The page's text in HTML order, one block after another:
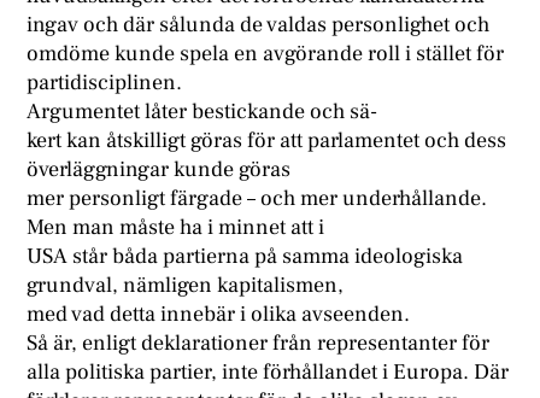
ingav och där sålunda de valdas personlighet och
omdöme kunde spela en avgörande roll i stället för
partidisciplinen.
Argumentet låter bestickande och sä-
kert kan åtskilligt göras för att parlamentet och dess
överläggningar kunde göras
mer personligt färgade – och mer underhållande.
Men man måste ha i minnet att i
USA står båda partierna på samma ideologiska
grundval, nämligen kapitalismen,
med vad detta innebär i olika avseenden.
Så är, enligt deklarationer från representanter för
alla politiska partier, inte förhållandet i Europa. Där